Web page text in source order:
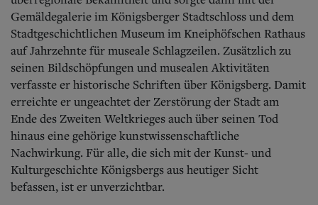
Aktuelle Ausgabe
Abonnenten-Login
Abonnent werden
Abo Prämien
Archiv
Mediadaten
Kontakt
Impressum
Datenschutz
Gemäldegalerie im Königsberger Stadtschloss und dem
Stadtgeschichtlichen Museum im Kneiphöfschen Rathaus
auf Jahrzehnte für museale Schlagzeilen. Zusätzlich zu
seinen Bildschöpfungen und musealen Aktivitäten
verfasste er historische Schriften über Königsberg. Damit
erreichte er ungeachtet der Zerstörung der Stadt am
Ende des Zweiten Weltkrieges auch über seinen Tod
hinaus eine gehörige kunstwissenschaftliche
Nachwirkung. Für alle, die sich mit der Kunst- und
Kulturgeschichte Königsbergs aus heutiger Sicht
befassen, ist er unverzichtbar.